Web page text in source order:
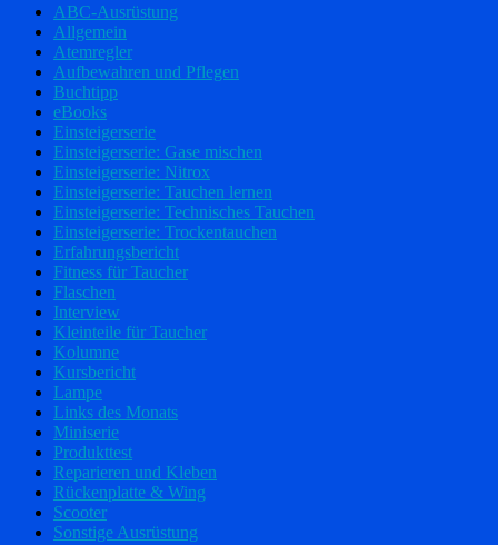
ABC-Ausrüstung
Allgemein
Atemregler
Aufbewahren und Pflegen
Buchtipp
eBooks
Einsteigerserie
Einsteigerserie: Gase mischen
Einsteigerserie: Nitrox
Einsteigerserie: Tauchen lernen
Einsteigerserie: Technisches Tauchen
Einsteigerserie: Trockentauchen
Erfahrungsbericht
Fitness für Taucher
Flaschen
Interview
Kleinteile für Taucher
Kolumne
Kursbericht
Lampe
Links des Monats
Miniserie
Produkttest
Reparieren und Kleben
Rückenplatte & Wing
Scooter
Sonstige Ausrüstung